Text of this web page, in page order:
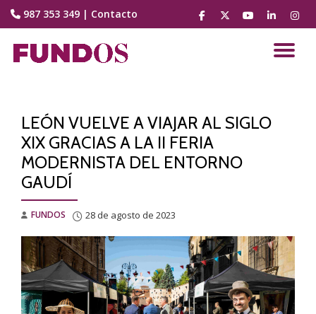
contenido
987 353 349 | Contacto
fa-
facebook
fa-
brands
fa-
youtube-
fa-
linkedin
fa-
LEÓN VUELVE A VIAJAR AL SIGLO
XIX GRACIAS A LA II FERIA
MODERNISTA DEL ENTORNO
GAUDÍ
FUNDOS 28 de agosto de 2023